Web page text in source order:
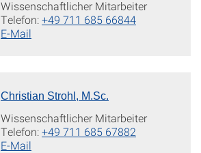
Wissenschaftlicher Mitarbeiter
Telefon:+49 711 685 66844
E-Mail
Christian Strohl, M.Sc.
Wissenschaftlicher Mitarbeiter
Telefon:+49 711 685 67882
E-Mail